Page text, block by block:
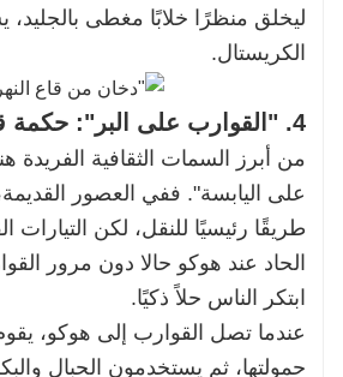
ليخلق منظرًا خلابًا مغطى
الكريستال.
4. "القوارب على البر": حكمة قديمة في النقل
من أبرز السمات الثقافية الفريدة
على اليابسة". ففي العصور
طريقًا رئيسيًا للنقل، لكن التيارات
الحاد عند هوكو حالا دون مرور
ابتكر الناس حلاً ذكيًا.
عندما تصل القوارب إلى هوكو، يقوم
حمولتها، ثم يستخدمون الحبال